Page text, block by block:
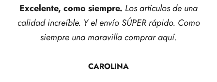
Excelente, como siempre. Los artículos de una
calidad increíble. Y el envío SÚPER rápido. Como
siempre una maravilla comprar aquí.
CAROLINA